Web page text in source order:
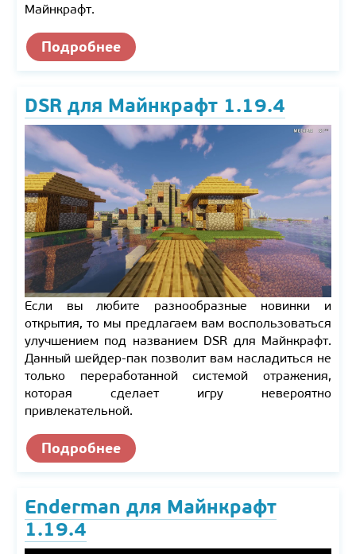
Майнкрафт.
Подробнее
DSR для Майнкрафт 1.19.4
Если вы любите разнообразные новинки и
открытия, то мы предлагаем вам воспользоваться
улучшением под названием DSR для Майнкрафт.
Данный шейдер-пак позволит вам насладиться не
только переработанной системой отражения,
которая сделает игру невероятно
привлекательной.
Подробнее
Enderman для Майнкрафт
1.19.4